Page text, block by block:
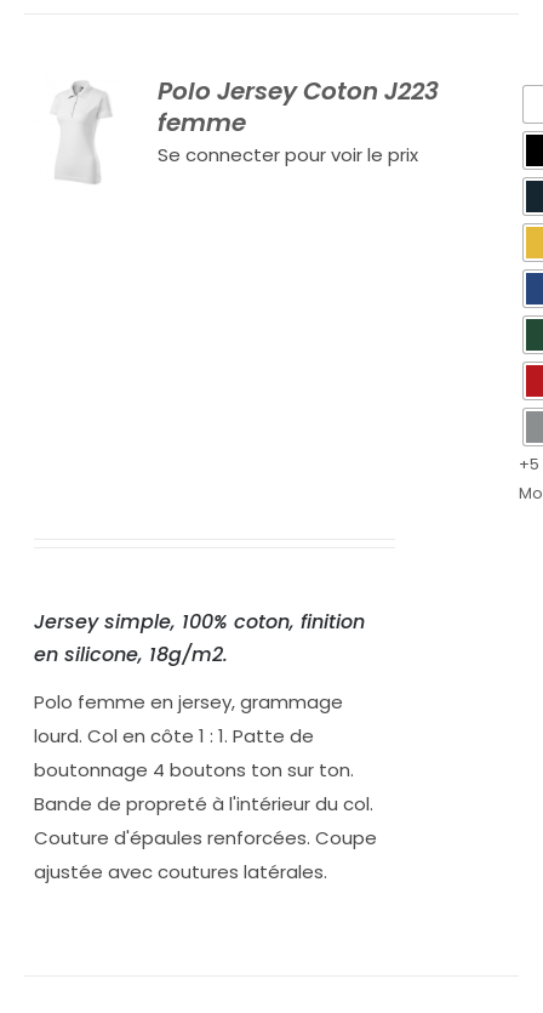
Polo Jersey Coton J223
femme
Se connecter pour voir le prix
+5
Jersey simple, 100% coton, finition
en silicone, 18g/m2.
Polo femme en jersey, grammage
lourd. Col en côte 1 : 1. Patte de
boutonnage 4 boutons ton sur ton.
Bande de propreté à l'intérieur du col.
Couture d'épaules renforcées. Coupe
ajustée avec coutures latérales.